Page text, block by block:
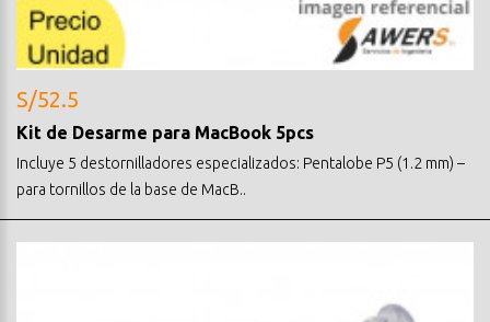
S/52.5
Kit de Desarme para MacBook 5pcs
Incluye 5 destornilladores especializados: Pentalobe P5 (1.2 mm) –
para tornillos de la base de MacB..